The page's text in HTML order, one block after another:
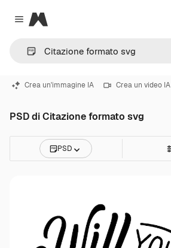
Close menu
Magnific
Crea un'immagine IA Crea un video IA
PSD di Citazione formato svg
PSD